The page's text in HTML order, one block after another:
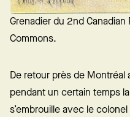
Grenadier du 2nd
Commons.
De retour près de Montréal
pendant un certain temps
s’embrouille avec le